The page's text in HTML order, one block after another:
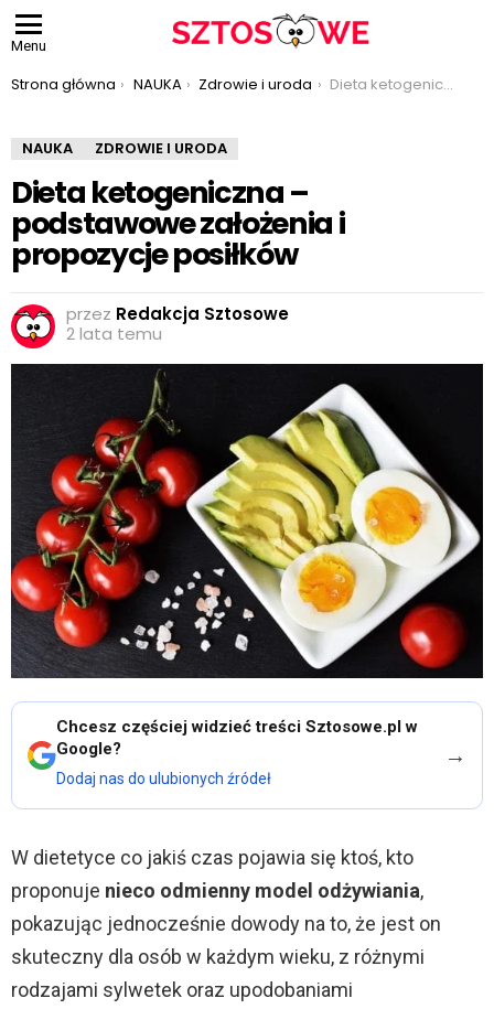
Menu
Jesteś tutaj:
Strona główna NAUKA Zdrowie i uroda Dieta ketogeniczna – podstawowe założenia i propozycje posiłków
NAUKA ZDROWIE I URODA
Dieta ketogeniczna –
podstawowe założenia i
propozycje posiłków
przez Redakcja Sztosowe
2 lata temu
Chcesz częściej widzieć treści Sztosowe.pl w
Google?
Dodaj nas do ulubionych źródeł
→
W dietetyce co jakiś czas pojawia się ktoś, kto
proponuje nieco odmienny model odżywiania,
pokazując jednocześnie dowody na to, że jest on
skuteczny dla osób w każdym wieku, z różnymi
rodzajami sylwetek oraz upodobaniami